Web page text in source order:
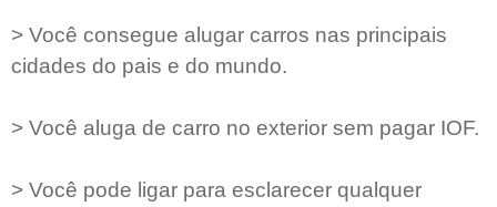
> Você consegue alugar carros nas principais
cidades do pais e do mundo.
> Você aluga de carro no exterior sem pagar IOF.
> Você pode ligar para esclarecer qualquer